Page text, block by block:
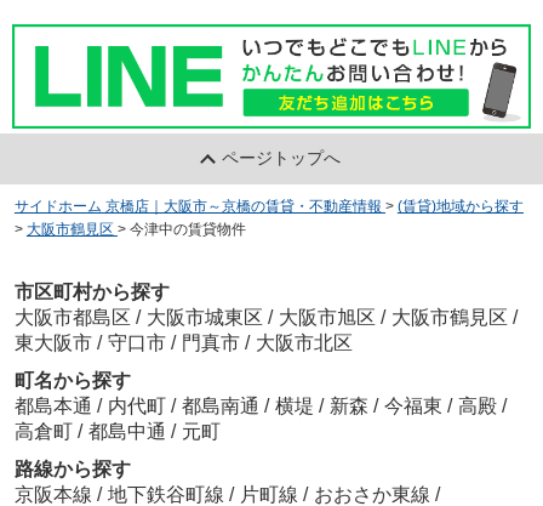
ページトップへ
サイドホーム 京橋店｜大阪市～京橋の賃貸・不動産情報 > (賃貸)地域から探す
> 大阪市鶴見区 > 今津中の賃貸物件
市区町村から探す
大阪市都島区 / 大阪市城東区 / 大阪市旭区 / 大阪市鶴見区 /
東大阪市 / 守口市 / 門真市 / 大阪市北区
町名から探す
都島本通 / 内代町 / 都島南通 / 横堤 / 新森 / 今福東 / 高殿 /
高倉町 / 都島中通 / 元町
路線から探す
京阪本線 / 地下鉄谷町線 / 片町線 / おおさか東線 /